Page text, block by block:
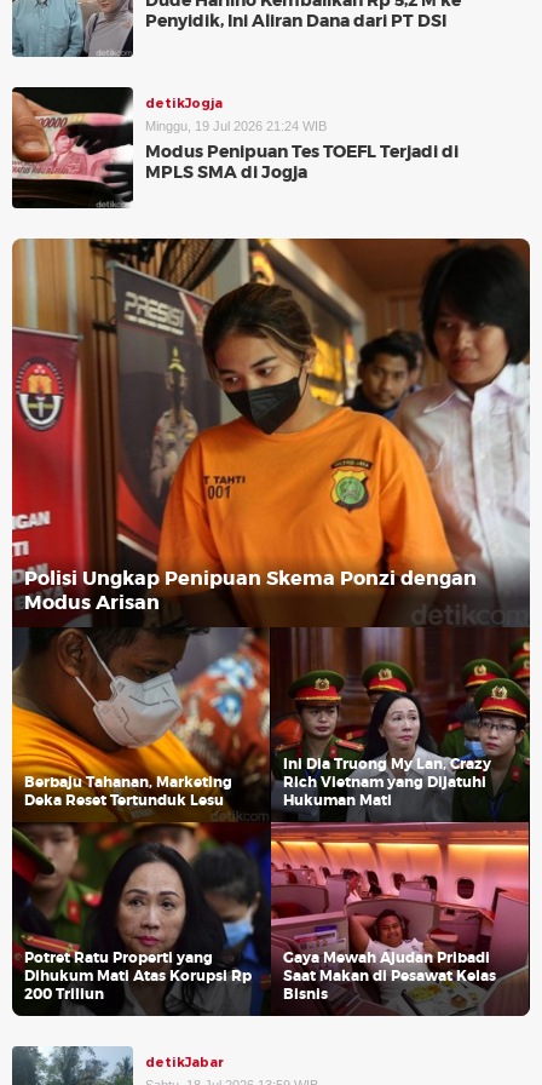
Penyidik, Ini Aliran Dana dari PT DSI
detikJogja
Minggu, 19 Jul 2026 21:24 WIB
Modus Penipuan Tes TOEFL Terjadi di
MPLS SMA di Jogja
Polisi Ungkap Penipuan Skema Ponzi dengan
Modus Arisan
Berbaju Tahanan, Marketing
Deka Reset Tertunduk Lesu
Ini Dia Truong My Lan, Crazy
Rich Vietnam yang Dijatuhi
Hukuman Mati
Potret Ratu Properti yang
Dihukum Mati Atas Korupsi Rp
200 Triliun
Gaya Mewah Ajudan Pribadi
Saat Makan di Pesawat Kelas
Bisnis
detikJabar